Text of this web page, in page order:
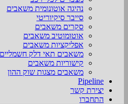
נהיגה אוטונומית משאבים
סייבר סיקיוריטי
סקרים משאבים
אוטומוטיב משאבים
אפליקציות משאבים
משאבים תאי דלק חשמליים
קישוריות משאבים
משאבים מצגות שוק ההון
Pipeline
יצירת קשר
התחברו